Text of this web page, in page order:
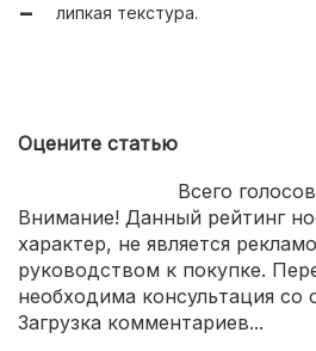
липкая текстура.
Оцените статью
Всего
Внимание! Данный рейтинг
характер, не является
руководством к покупке.
необходима консультация со
Загрузка комментариев...